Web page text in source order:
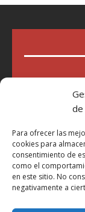
de
Para ofrecer las
cookies para
consentimiento de
como el
en este sitio. No
negativamente a
"Soy Manel
año 2007 he